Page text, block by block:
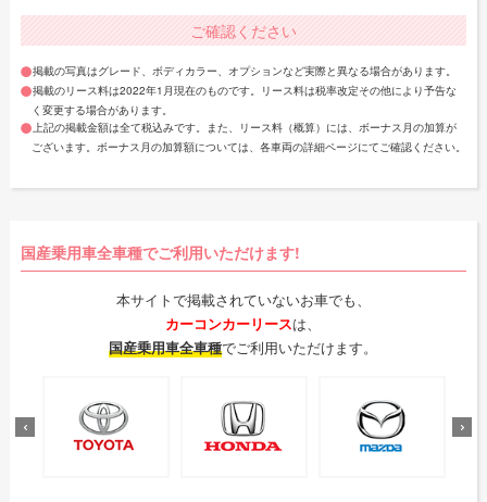
ご確認ください
掲載の写真はグレード、ボディカラー、オプションなど実際と異なる場合があります。
掲載のリース料は2022年1月現在のものです。リース料は税率改定その他により予告な
く変更する場合があります。
上記の掲載金額は全て税込みです。また、リース料（概算）には、ボーナス月の加算が
ございます。ボーナス月の加算額については、各車両の詳細ページにてご確認ください。
国産乗用車全車種でご利用いただけます!
本サイトで掲載されていないお車でも、
カーコンカーリースは、
国産乗用車全車種でご利用いただけます。